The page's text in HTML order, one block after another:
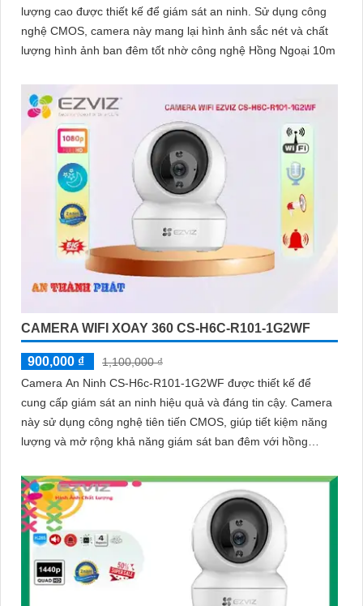
lượng cao được thiết kế để giám sát an ninh. Sử dụng công
nghệ CMOS, camera này mang lại hình ảnh sắc nét và chất
lượng hình ảnh ban đêm tốt nhờ công nghệ Hồng Ngoại 10m
CAMERA WIFI XOAY 360 CS-H6C-R101-1G2WF
900,000 ₫
1,100,000 ₫
Camera An Ninh CS-H6c-R101-1G2WF được thiết kế để
cung cấp giám sát an ninh hiệu quả và đáng tin cậy. Camera
này sử dụng công nghệ tiên tiến CMOS, giúp tiết kiệm năng
lượng và mở rộng khả năng giám sát ban đêm với hồng